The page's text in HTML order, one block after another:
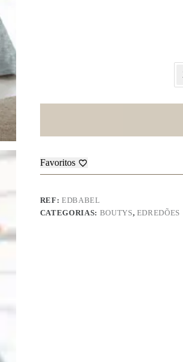
Favoritos
REF:EDBABEL
CATEGORIAS: BOUTYS, EDREDÕES